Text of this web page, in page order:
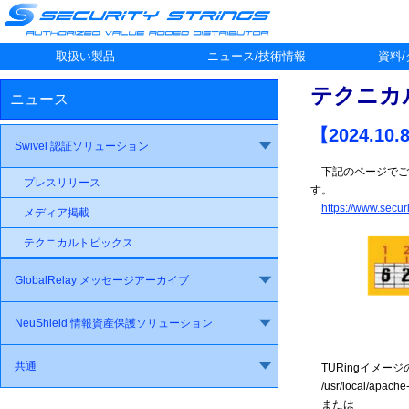
取扱い製品 ニュース/技術情報 資料/
ニュース
Swivel 認証ソリューション
プレスリリース
メディア掲載
テクニカルトピックス
GlobalRelay メッセージアーカイブ
NeuShield 情報資産保護ソリューション
共通
テクニカ
【
下記のページで
す。
https://
TURingイメージ
/usr/local/
または